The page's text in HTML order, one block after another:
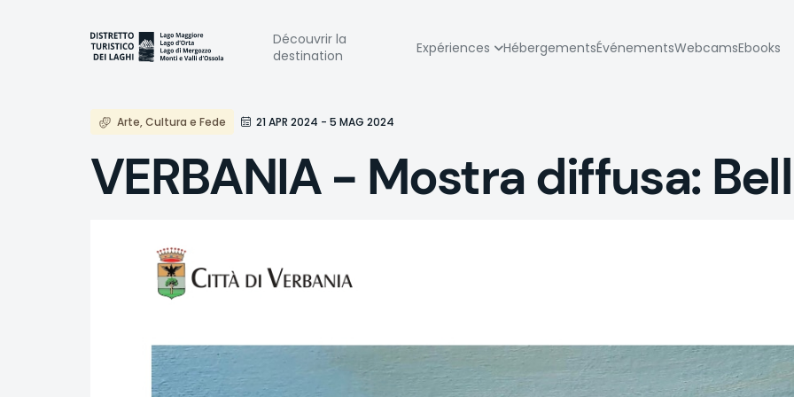
Navigazione
principale
Découvrir la
destination
Expériences HébergementsÉvénementsWebcamsEbooks
Arte, Cultura e Fede 21 APR 2024 - 5 MAG 2024
VERBANIA - Mostra diffusa: